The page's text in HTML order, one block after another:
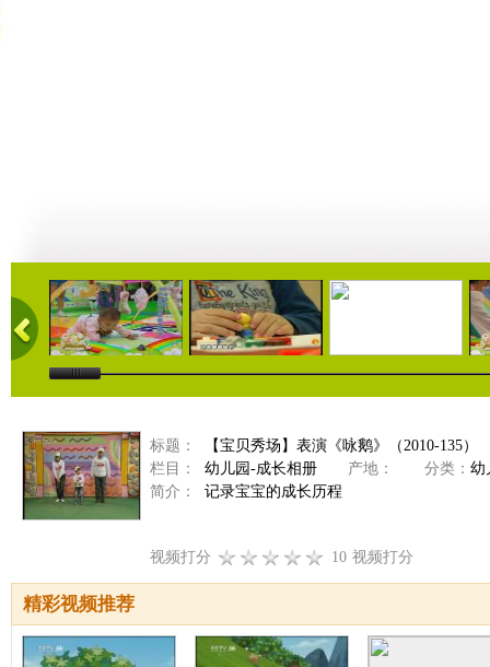
08:21 04:17 07:12
标题：
【宝贝秀场】表演《咏鹅》（2010-135）
栏目：
幼儿园-成长相册 产地： 分类： 幼
简介：
记录宝宝的成长历程
视频打分 10 视频打分
精彩视频推荐